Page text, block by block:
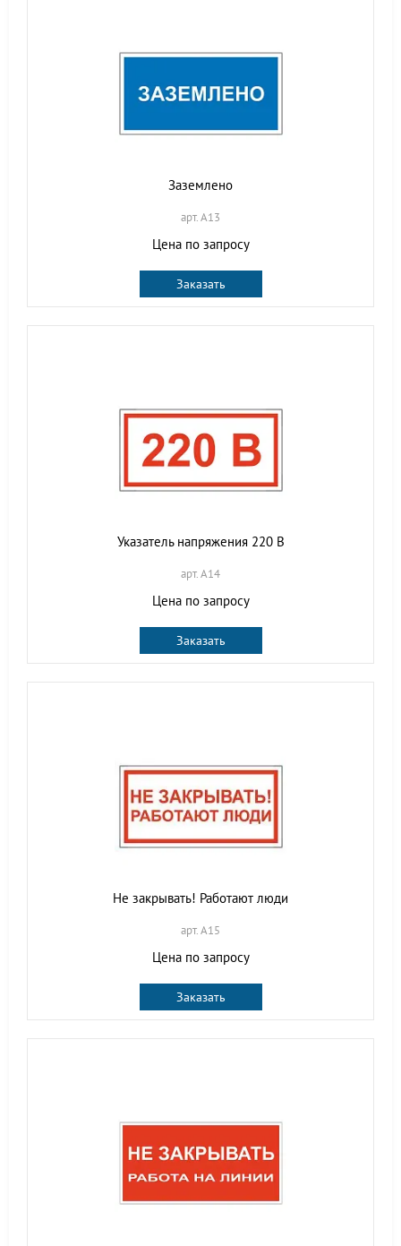
Заземлено
арт. A13
Цена по запросу
Заказать
Указатель напряжения 220 В
арт. A14
Цена по запросу
Заказать
Не закрывать! Работают люди
арт. A15
Цена по запросу
Заказать